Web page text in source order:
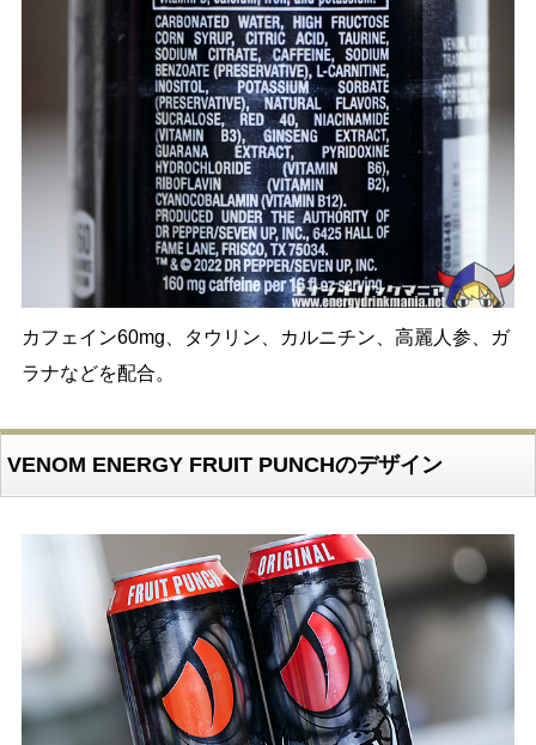
カフェイン60mg、タウリン、カルニチン、高麗人参、ガ
ラナなどを配合。
VENOM ENERGY FRUIT PUNCHのデザイン